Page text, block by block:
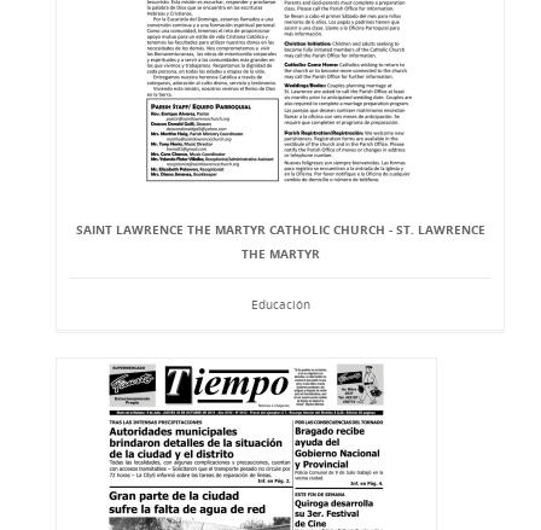
SAINT LAWRENCE THE MARTYR CATHOLIC CHURCH - ST. LAWRENCE
THE MARTYR
Educación